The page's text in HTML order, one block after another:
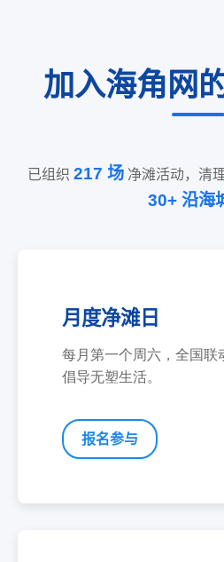
加入海角网
已组织 217 场净滩活动，清
30+ 沿海
月度净滩日
每月第一个周六，全国联
倡导无塑生活。
报名参与